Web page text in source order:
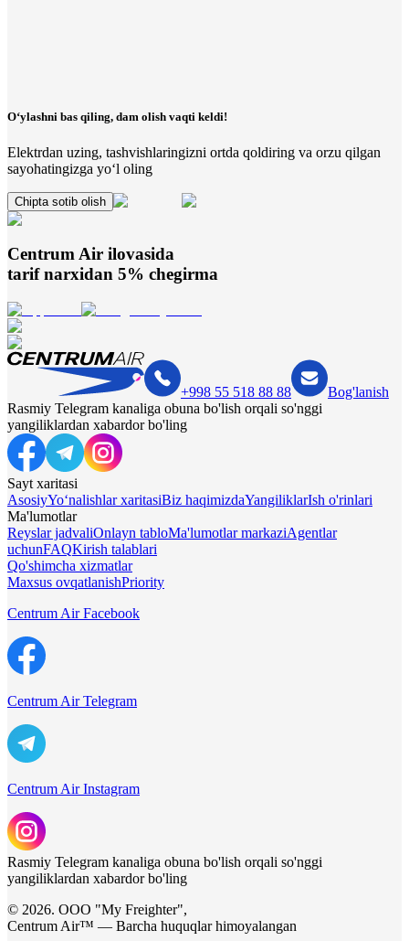
O‘ylashni bas qiling, dam olish vaqti keldi!
Elektrdan uzing, tashvishlaringizni ortda qoldiring va orzu qilgan
sayohatingizga yo‘l oling
Chipta sotib olish
Centrum Air ilovasida
tarif narxidan 5% chegirma
+998 55 518 88 88
Bog'lanish
Rasmiy Telegram kanaliga obuna bo'lish orqali so'nggi
yangiliklardan xabardor bo'ling
Sayt xaritasi
AsosiyYo‘nalishlar xaritasiBiz haqimizdaYangiliklarIsh o'rinlari
Ma'lumotlar
Reyslar jadvaliOnlayn tabloMa'lumotlar markaziAgentlar
uchunFAQKirish talablari
Qo'shimcha xizmatlar
Maxsus ovqatlanishPriority
Centrum Air Facebook
Centrum Air Telegram
Centrum Air Instagram
Rasmiy Telegram kanaliga obuna bo'lish orqali so'nggi
yangiliklardan xabardor bo'ling
© 2026. ООО "My Freighter",
Centrum Air™ — Barcha huquqlar himoyalangan